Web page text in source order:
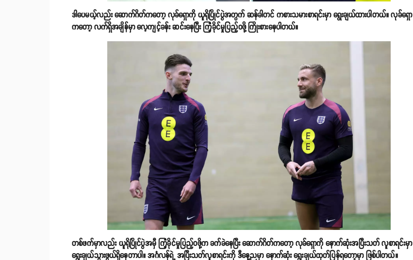
ဒါပေမယ့်လည်း ဆောက်ဂိတ်ကတော့ လုခ်ရှောကို ယူရိုပြိုင်ပွဲအတွက် ဆန်ခါတင် ကစားသမားစာရင်းမှာ ရွေးချယ်ထားပါတယ်။ လုခ်ရှော
ကတော့ လက်ရှိအချိန်မှာ လေ့ကျင့်ခန်း ဆင်းနေပြီး ကြံ့ခိုင်မှုပြည့်ဝဖို့ ကြိုးစားနေပါတယ်။
တစ်ဖက်မှာလည်း ယူရိုပြိုင်ပွဲအမှီ ကြံ့ခိုင်မှုပြည့်ဝဖို့က ခက်ခဲနေပြီး ဆောက်ဂိတ်ကတော့ လုခ်ရှောကို နောက်ဆုံးအပြီးသတ် လူစာရင်းမှာ
ရွေးချယ်သွားဖွယ်​ရှိနေတာပါ။ အင်္ဂလန်ရဲ့ အပြီးသတ်လူစာရင်းကို ဒီနေ့ညမှာ နောက်ဆုံး ရွေးချယ်ထုတ်ပြန်ရတော့မှာ ဖြစ်ပါတယ်။